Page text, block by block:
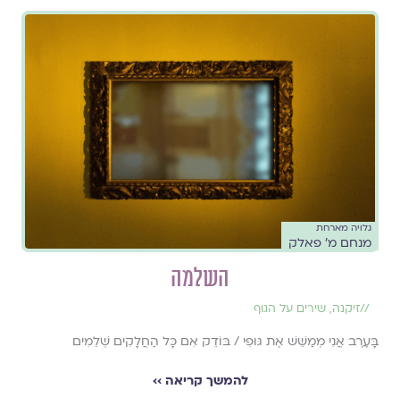
גלויה מארחת
מנחם מ' פאלק
השלמה
//זיקנה, שירים על הגוף
בָּעֶרֶב אֲנִי מְמַשֵּׁשׁ אֶת גּוּפִי / בּוֹדֵק אִם כָּל הַחֲלָקִים שְׁלֵמִים
להמשך קריאה ››